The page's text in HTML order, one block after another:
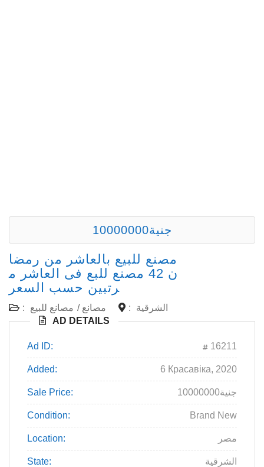
10000000جنية
مصنع للبيع بالعاشر من رمضا
ن 42 مصنع للبع فى العاشر م
رتبين حسب السعر
: مصانع / مصانع للبيع :
الشرقية
AD DETAILS
Ad ID: 16211
Added: 6 Красавіка, 2020
Sale Price: 10000000جنية
Condition: Brand New
Location: مصر
State: الشرقية